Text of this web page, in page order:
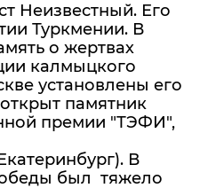
Неизвестный. Его
Туркмении. В
о жертвах
калмыцкого
установлены его
памятник
премии "ТЭФИ",
В
был тяжело